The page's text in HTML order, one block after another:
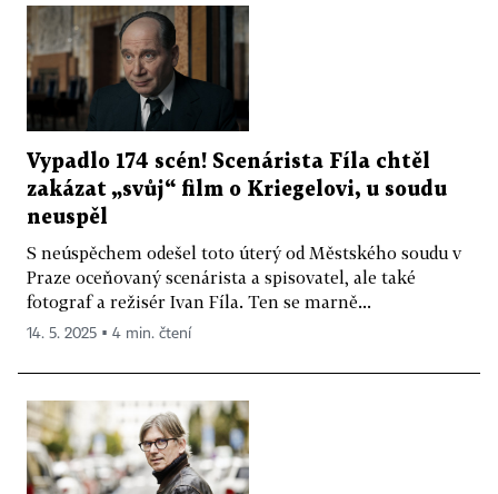
Vypadlo 174 scén! Scenárista Fíla chtěl
zakázat „svůj“ film o Kriegelovi, u soudu
neuspěl
S neúspěchem odešel toto úterý od Městského soudu v
Praze oceňovaný scenárista a spisovatel, ale také
fotograf a režisér Ivan Fíla. Ten se marně...
14. 5. 2025 ▪ 4 min. čtení